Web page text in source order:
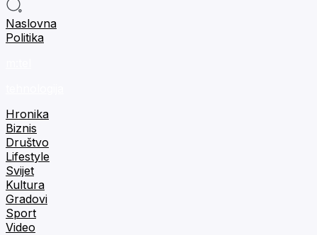
Naslovna
Politika
Hronika
Biznis
Društvo
Lifestyle
Svijet
Kultura
Gradovi
Sport
Video